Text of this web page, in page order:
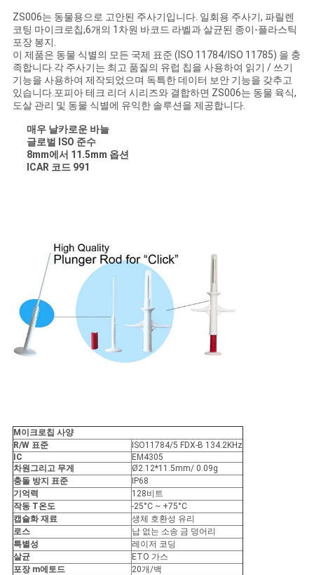
뉴
스
인
용
하
세
요
이
트
맵
PRIVACY
POLICY
ZS006는 동물용으로 고안된 주사기입니다. 일회용 주사기, 파릴렌
코팅 마이크로칩,6개의 1차원 바코드 라벨과 살균된 종이-플라스틱
포장 봉지.
이 제품은 동물 식별의 모든 국제 표준 (ISO 11784/ISO 11785) 을 충
족합니다.각 주사기는 최고 품질의 유럽 칩을 사용하여 읽기 / 쓰기
기능을 사용하여 제작되었으며 독특한 데이터 보안 기능을 갖추고
있습니다.포피아 테크 리더 시리즈와 결합하면 ZS006는 동물 육식,
도살 관리 및 동물 식별에 유익한 솔루션을 제공합니다.
매우 날카로운 바늘
글로벌 ISO 준수
8mm에서 11.5mm 옵션
ICAR 코드 991
M 이크로칩 사양
R/W 표준
ISO11784/5 FDX-B 134.2KHz
IC
EM4305
차원그리고 무게
Ø2.12*11.5mm/ 0.09g
충돌 방지 표준
IP68
기억력
128비트
작동 T온도
-25°C ~ +75°C
캡슐화 재료
생체 호환성 유리
로스
납 없는 소송 금 덩어리
특별성
레이저 코딩
살균
ETO 가스
포장 m에토드
20개/백